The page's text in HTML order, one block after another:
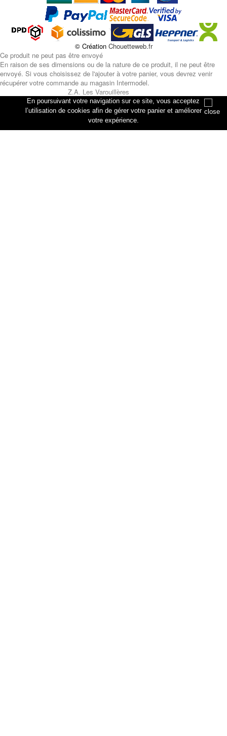
En poursuivant votre navigation sur ce site, vous acceptez
l’utilisation de cookies afin de gérer votre panier et améliorer
votre expérience.
© Création Chouetteweb.fr
Ce produit ne peut pas être envoyé
En raison de ses dimensions ou de la nature de ce produit, il ne peut être
envoyé. Si vous choisissez de l'ajouter à votre panier, vous devrez venir
récupérer votre commande au magasin Intermodel.
Z.A. Les Varouillères
rue des artisans
76330 Petiville
Ajouter au panier